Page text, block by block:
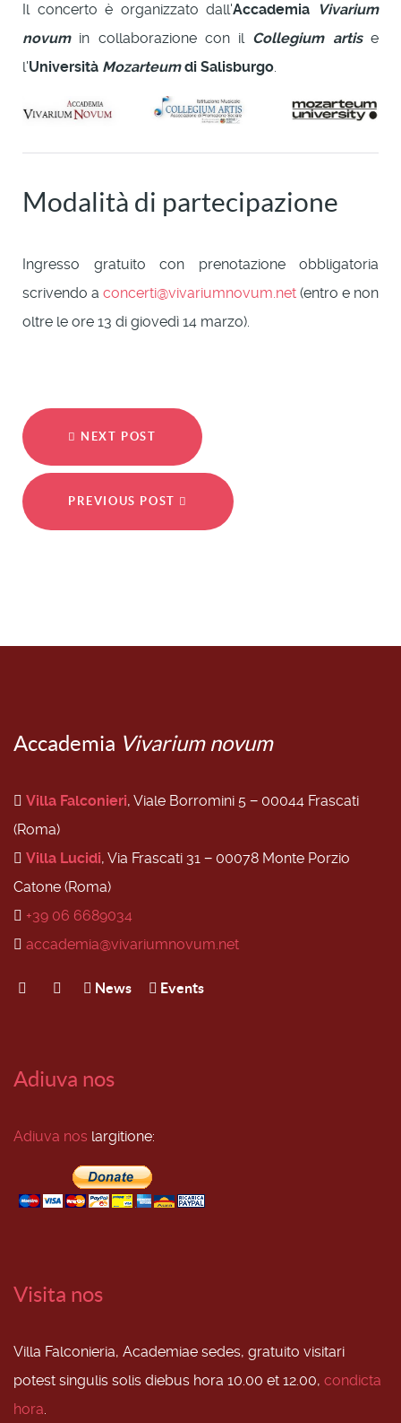
Il concerto è organizzato dall'Accademia
Vivarium
novumin collaborazione con il Collegium artise
l'Università Mozarteum di Salisburgo.
Modalità di partecipazione
Ingresso gratuito con prenotazione obbligatoria
scrivendo a concerti@vivariumnovum.net (entro e non
oltre le ore 13 di giovedì 14 marzo).
NEXT POST
PREVIOUS POST
Accademia Vivarium novum
Villa Falconieri, Viale Borromini 5 − 00044 Frascati
(Roma)
Villa Lucidi, Via Frascati 31 − 00078 Monte Porzio
Catone (Roma)
+39 06 6689034
accademia@vivariumnovum.net
News Events
Adiuva nos
Adiuva nos largitione:
Visita nos
Villa Falconieria, Academiae sedes, gratuito visitari
potest singulis solis diebus hora 10.00 et 12.00, condicta
hora